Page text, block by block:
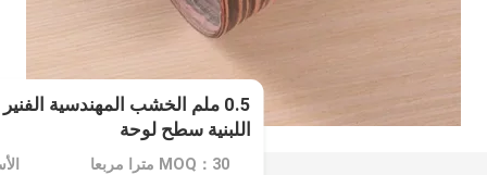
0.5 ملم الخشب المهندسية
اللبنية سطح لوحة
MOQ：30 مترا مربعا